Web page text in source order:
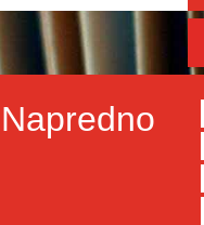
Napredno